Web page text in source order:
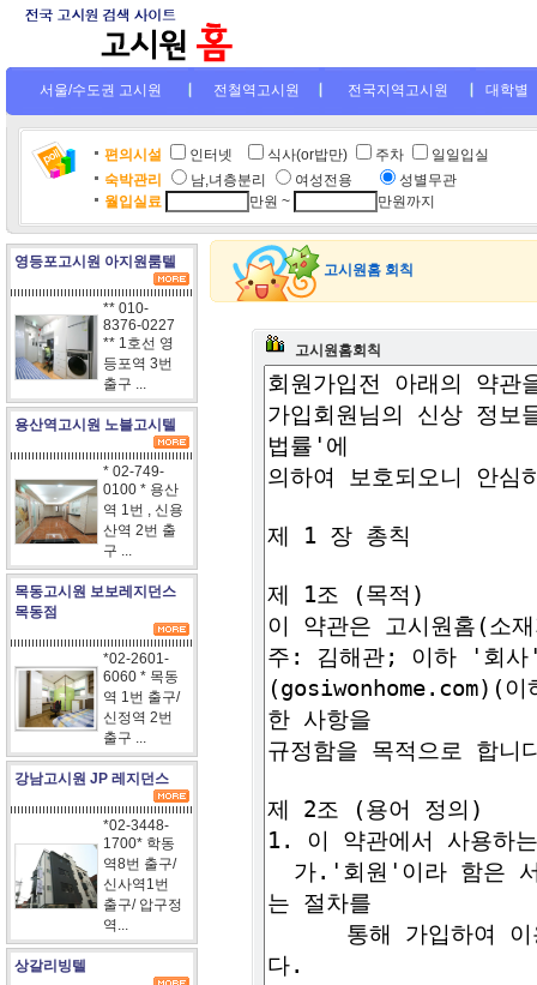
서울/수도권 고시원 전철역고시원 전국지역고시원 대학별
편의시설 인터넷 식사(or밥만) 주차
일일입실
숙박관리
남,녀층분리 여성전용
성별무관
월입실료
만원 ~ 만원까지
영등포고시원 아지원룸텔
** 010-
8376-0227
** 1호선 영
등포역 3번
출구 ...
용산역고시원 노블고시텔
* 02-749-
0100 * 용산
역 1번 , 신용
산역 2번 출
구 ...
목동고시원 보보레지던스
목동점
*02-2601-
6060 * 목동
역 1번 출구/
신정역 2번
출구 ...
강남고시원 JP 레지던스
*02-3448-
1700* 학동
역8번 출구/
신사역1번
출구/ 압구정
역...
상갈리빙텔
고시원홈 회칙
고시원홈회칙